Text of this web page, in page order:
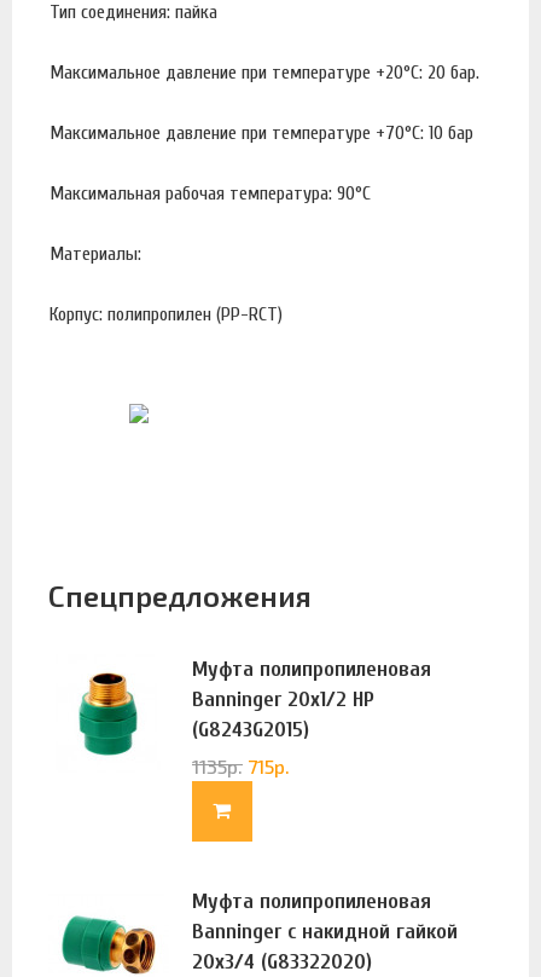
Тип соединения: пайка
Максимальное давление при температуре +20°С: 20 бар.
Максимальное давление при температуре +70°С: 10 бар
Максимальная рабочая температура: 90°С
Материалы:
Корпус: полипропилен (PP-RCT)
Спецпредложения
Муфта полипропиленовая
Banninger 20х1/2 НР
(G8243G2015)
1135р. 715р.
Муфта полипропиленовая
Banninger с накидной гайкой
20х3/4 (G83322020)